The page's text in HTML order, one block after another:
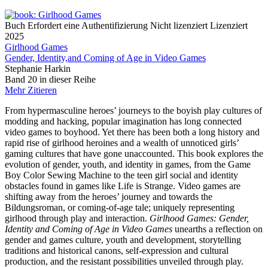
Buch Erfordert eine Authentifizierung Nicht lizenziert Lizenziert
2025
Girlhood Games
Gender, Identity,and Coming of Age in Video Games
Stephanie Harkin
Band 20 in dieser Reihe
Mehr Zitieren
From hypermasculine heroes’ journeys to the boyish play cultures of
modding and hacking, popular imagination has long connected
video games to boyhood. Yet there has been both a long history and
rapid rise of girlhood heroines and a wealth of unnoticed girls’
gaming cultures that have gone unaccounted. This book explores the
evolution of gender, youth, and identity in games, from the Game
Boy Color Sewing Machine to the teen girl social and identity
obstacles found in games like Life is Strange. Video games are
shifting away from the heroes’ journey and towards the
Bildungsroman, or coming-of-age tale; uniquely representing
girlhood through play and interaction. Girlhood Games: Gender,
Identity and Coming of Age in Video Games unearths a reflection on
gender and games culture, youth and development, storytelling
traditions and historical canons, self-expression and cultural
production, and the resistant possibilities unveiled through play.